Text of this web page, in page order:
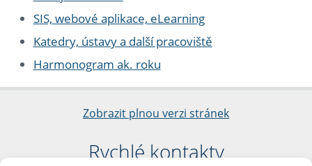
SIS, webové aplikace, eLearning
Katedry, ústavy a další pracoviště
Harmonogram ak. roku
Zobrazit plnou verzi stránek
Rychlé kontakty